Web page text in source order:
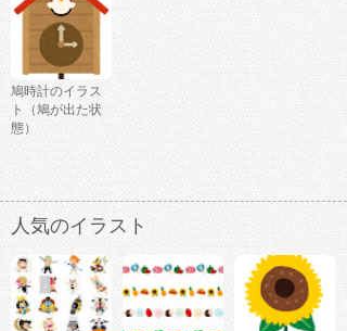
鳩時計のイラス
ト（鳩が出た状
態）
人気のイラスト